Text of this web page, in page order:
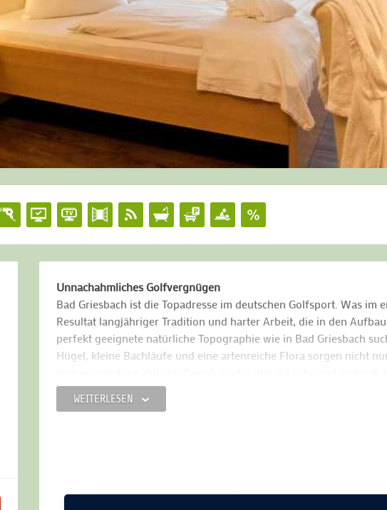
Unnachahmliches Golfvergnügen
Bad Griesbach ist die Topadresse im deutschen Golfsport. Was
Resultat langjähriger Tradition und harter Arbeit, die in den
perfekt geeignete natürliche Topographie wie in Bad Griesbach
Hügel, kleine Bachläufe und eine artenreiche Flora sorgen nicht
bieten dem Hobbyspieler ungeahnte Möglichkeiten. Tee. Ball.
Greenfee-Ermäßigung auf den unserer Meinung nach schönsten
WEITERLESEN